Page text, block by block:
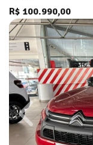
R$ 100.990,00
Previous